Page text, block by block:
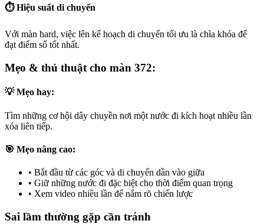
⏱️ Hiệu suất di chuyển
Với màn hard, việc lên kế hoạch di chuyển tối ưu là chìa khóa để
đạt điểm số tốt nhất.
Mẹo & thủ thuật cho màn 372:
💡 Mẹo hay:
Tìm những cơ hội dây chuyền nơi một nước đi kích hoạt nhiều lần
xóa liên tiếp.
🎯 Mẹo nâng cao:
• Bắt đầu từ các góc và di chuyển dần vào giữa
• Giữ những nước đi đặc biệt cho thời điểm quan trọng
• Xem video nhiều lần để nắm rõ chiến lược
Sai lầm thường gặp cần tránh